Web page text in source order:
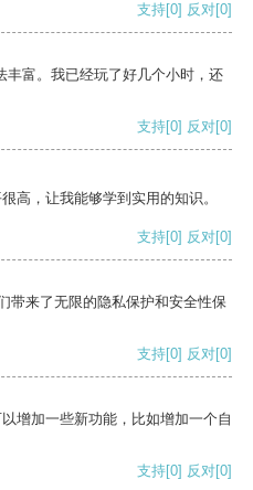
支持[0] 反对[0]
丰富。我已经玩了好几个小时，还
支持[0] 反对[0]
高，让我能够学到实用的知识。
支持[0] 反对[0]
带来了无限的隐私保护和安全性保
支持[0] 反对[0]
增加一些新功能，比如增加一个自
支持[0] 反对[0]